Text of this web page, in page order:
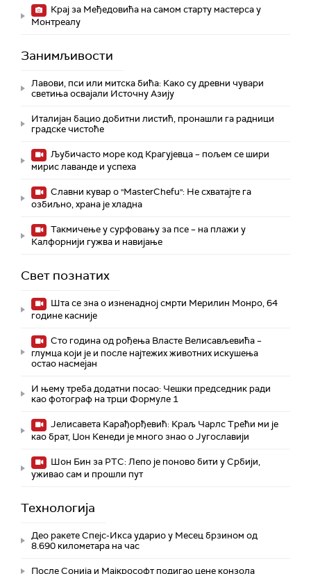
Крај за Међедовића на самом старту мастерса у
Монтреалу
Занимљивости
Лавови, пси или митска бића: Како су древни чувари
светиња освајали Источну Азију
Италијан бацио добитни листић, пронашли га радници
градске чистоће
Љубичасто море код Крагујевца – пољем се шири
мирис лаванде и успеха
Славни кувар о "MasterChefu": Не схватајте га
озбиљно, храна је хладна
Такмичење у сурфовању за псе – на плажи у
Калфорнији гужва и навијање
Свет познатих
Шта се зна о изненадној смрти Мерилин Монро, 64
године касније
Сто година од рођења Власте Велисављевића –
глумца који је и после најтежих животних искушења
остао насмејан
И њему треба додатни посао: Чешки председник ради
као фотограф на трци Формуле 1
Јелисавета Карађорђевић: Краљ Чарлс Трећи ми је
као брат, Џон Кенеди је много знао о Југославији
Шон Бин за РТС: Лепо је поново бити у Србији,
уживао сам и прошли пут
Технологијa
Део ракете Спејс-Икса ударио у Месец брзином од
8.690 километара на час
После Сонија и Мајкрософт подигао цене конзола